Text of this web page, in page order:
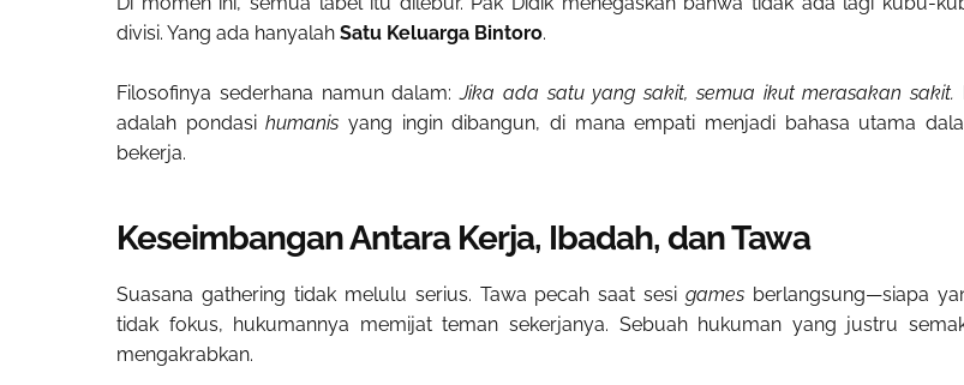
divisi. Yang ada hanyalah Satu Keluarga Bintoro.
Filosofinya sederhana namun dalam:Jika ada satu yang sakit, semua ikut merasakan sakit.
adalah pondasihumanis yang ingin dibangun, di mana empati menjadi bahasa utama
bekerja.
Keseimbangan Antara Kerja, Ibadah, dan Tawa
Suasana gathering tidak melulu serius. Tawa pecah saat sesigames berlangsung—siapa
tidak fokus, hukumannya memijat teman sekerjanya. Sebuah hukuman yang justru
mengakrabkan.